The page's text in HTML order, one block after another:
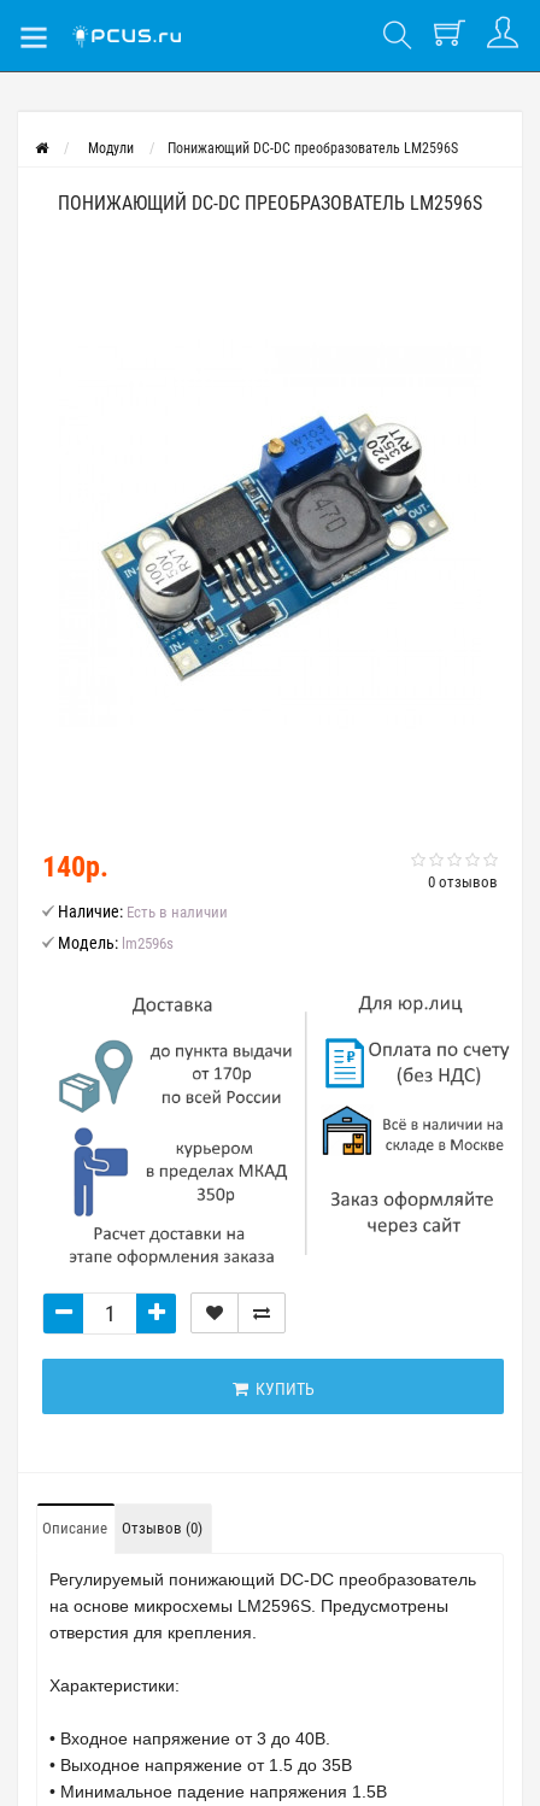
Модули Понижающий DC-DC преобразователь LM2596S
ПОНИЖАЮЩИЙ DC-DC ПРЕОБРАЗОВАТЕЛЬ LM2596S
0 отзывов
140р.
Наличие: Есть в наличии
Модель: lm2596s
КУПИТЬ
Описание Отзывов (0)
Регулируемый понижающий DC-DC преобразователь
на основе микросхемы LM2596S. Предусмотрены
отверстия для крепления.
Характеристики:
• Входное напряжение от 3 до 40В.
• Выходное напряжение от 1.5 до 35В
• Минимальное падение напряжения 1.5В